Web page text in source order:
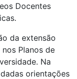
Docentes
da extensão
Planos de
Na
orientações